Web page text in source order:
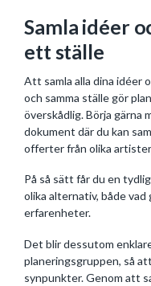
Samla idéer
ett ställe
Att samla alla dina idéer
och samma ställe gör
överskådlig. Börja gärna
dokument där du kan
offerter från olika
På så sätt får du en
olika alternativ, både
erfarenheter.
Det blir dessutom
planeringsgruppen, så
synpunkter. Genom att